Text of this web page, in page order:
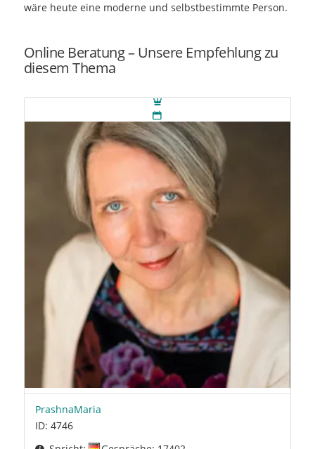
wäre heute eine moderne und selbstbestimmte Person.
Online Beratung – Unsere Empfehlung zu
diesem Thema
PrashnaMaria
ID: 4746